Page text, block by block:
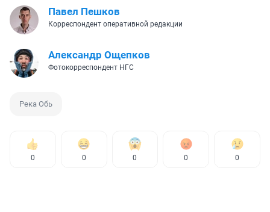
Павел Пешков
Корреспондент оперативной редакции
Александр Ощепков
​Фотокорреспондент НГС
Река Обь
0 0 0 0 0